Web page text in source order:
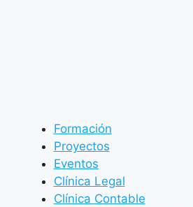
Formación
Proyectos
Eventos
Clínica Legal
Clínica Contable